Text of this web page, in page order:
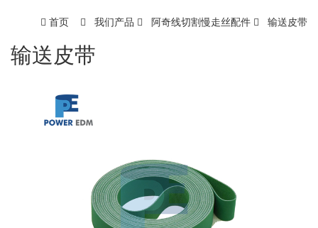
换
首页 我们产品 阿奇线切割慢走丝配件 输送皮带
输送皮带